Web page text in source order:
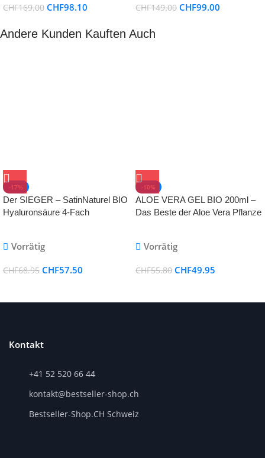
CHF169.00 CHF98.10 CHF149.00 CHF99.00
Andere Kunden Kauften Auch
-17%
Der SIEGER – SatinNaturel BIO
Hyaluronsäure 4-Fach
Vorrätig
CHF68.95 CHF57.50
-10%
ALOE VERA GEL BIO 200ml –
Das Beste der Aloe Vera Pflanze
Sonnenbrand & als
Vorrätig
CHF55.80 CHF49.95
Kontakt
+41 52 520 66 44
kontakt@bestseller-shop.ch
Bestseller-Shop.CH Schweiz